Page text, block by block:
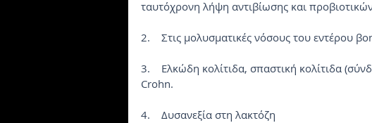
ταυτόχρονη λήψη αντιβίωσης και
2.    Στις μολυσματικές νόσους του εντέρου
3.    Ελκώδη κολίτιδα, σπαστική κολίτιδα
Crohn.
4.    Δυσανεξία στη λακτόζη